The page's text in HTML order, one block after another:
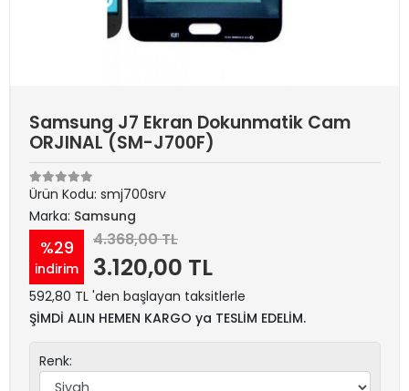
Samsung J7 Ekran Dokunmatik Cam
ORJINAL (SM-J700F)
Ürün Kodu: smj700srv
Marka: Samsung
%29
indirim
4.368,00 TL
3.120,00 TL
592,80 TL 'den başlayan taksitlerle
ŞİMDİ ALIN HEMEN KARGO ya TESLİM EDELİM.
Renk: